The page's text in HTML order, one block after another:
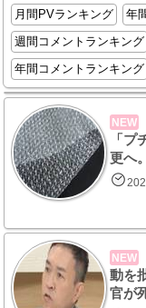
月間PVランキング
年
週間コメントランキング
年間コメントランキング
NEW
「
更へ
NEW
動を
官が